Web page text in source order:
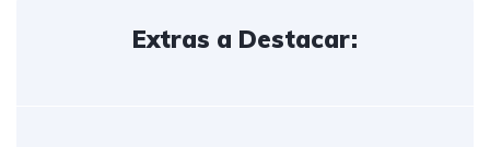
Extras a Destacar: